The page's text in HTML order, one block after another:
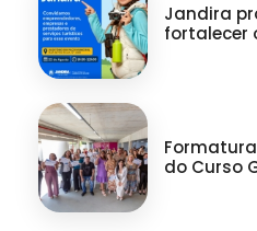
Jandira
fortalecer
do Curso